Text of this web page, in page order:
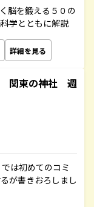
脳を鍛える５０の
学とともに解説
詳細を見る
関東の神社 週
は初めてのコミ
が書きおろしまし